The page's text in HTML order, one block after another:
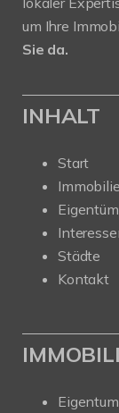
um Ihre
Sie da.
INHALT
Start
Städte
Kontakt